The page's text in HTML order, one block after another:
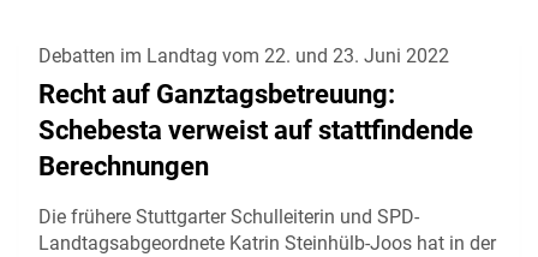
Debatten im Landtag vom 22. und 23. Juni 2022
Recht auf Ganztagsbetreuung:
Schebesta verweist auf stattfindende
Berechnungen
Die frühere Stuttgarter Schulleiterin und SPD-
Landtagsabgeordnete Katrin Steinhülb-Joos hat in der